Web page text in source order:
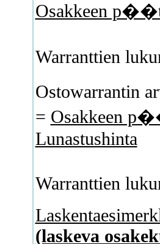
Osakkeen
Warranttien
= Osakkeen
Lunastushinta
Warranttien
(laskeva